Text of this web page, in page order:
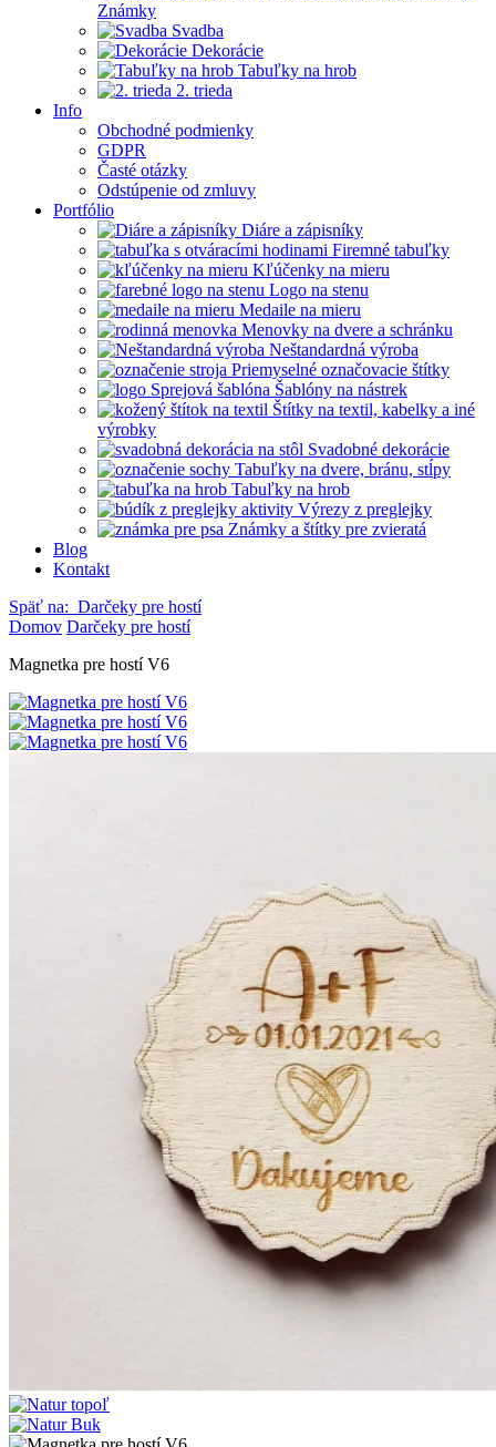
Známky
Svadba
Dekorácie
Tabuľky na hrob
2. trieda
Info
Obchodné podmienky
GDPR
Časté otázky
Odstúpenie od zmluvy
Portfólio
Diáre a zápisníky
Firemné tabuľky
Kľúčenky na mieru
Logo na stenu
Medaile na mieru
Menovky na dvere a schránku
Neštandardná výroba
Priemyselné označovacie štítky
Šablóny na nástrek
Štítky na textil, kabelky a iné
výrobky
Svadobné dekorácie
Tabuľky na dvere, bránu, stĺpy
Tabuľky na hrob
Výrezy z preglejky
Známky a štítky pre zvieratá
Blog
Kontakt
Späť na: Darčeky pre hostí
Domov Darčeky pre hostí
Magnetka pre hostí V6